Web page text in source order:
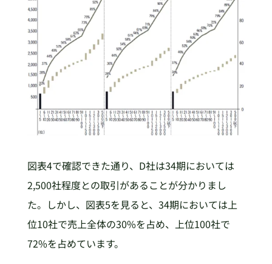
図表4で確認できた通り、D社は34期においては
2,500社程度との取引があることが分かりまし
た。しかし、図表5を見ると、34期においては上
位10社で売上全体の30%を占め、上位100社で
72%を占めています。